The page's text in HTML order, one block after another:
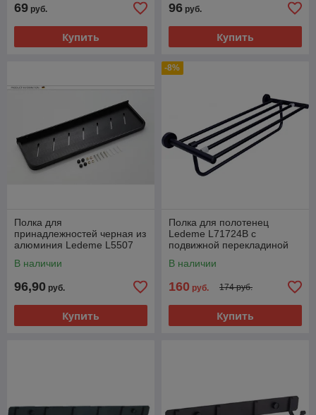
69 руб.
Купить
96 руб.
Купить
Полка для
принадлежностей черная из
алюминия Ledeme L5507
В наличии
96,90 руб.
Купить
-8%
Полка для полотенец
Ledeme L71724B с
подвижной перекладиной
В наличии
160 руб. 174 руб.
Купить